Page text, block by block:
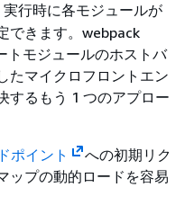
行時に各モジュールが
できます。webpack
トモジュールのホストバ
たマイクロフロントエン
するもう 1 つのアプロー
ポイント
への初期リク
ップの動的ロードを容易